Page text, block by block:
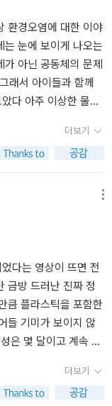
지만 많은 것을 시사
히려 천진하게, 덤덤
아렸습니다. 정말 이
은 물고기처럼 아무것
히 죽어가고 있는 것
세계가 정말 절실히
다. ...출판사로부터 도
서 말해준 것일까? ​물
고기와 다른 물고기
따라 헤엄쳐간다. 가
탈이 났다고 말한다.
졌다. 그 이상한 것은
글 돌고 파도를 지나
모두 위아래로 까딱거
하는 물고기들. 이 이
친구들은 이 이상한
는 우리 아이들과 나는
물고기가 아니라 쓰
면 많은 쓰레기를 보
무 종류도 다양하고
어디서부터 오게 된
관련된 쓰레기도 많
많지만 오히려 바다
게 많다고 한다. 이제
버리면 안 된다는 것
든 플라스틱들이 이
관 편하고 언제든지
환경오염에 대한 이야
는 눈에 보이게 나오는
가 아닌 공동체의 문제
래서 아이들과 함께
다 아주 이상한 물고
을 걸지만이상한 물고
마 물고기는 이상한
가던 중그물에 걸린 문
내 이상한 물고기는
까딱 흘러가게 된다
들에게 이상한 물고
기인가? 하며긴가민
어? 이거 비닐봉지인
은 책을 읽고 왜 거북
플라스틱들은 바다
다시 되짚어 읽어보
읽기를 마무리하며우
물고기는 담담하게 바
속 생물들에게 미안
더보기
다는 영상이 뜨면 전
금방 드러난 진짜 정
큼 플라스틱을 포함한
들 기미가 보이지 않
은 몇 달이고 계속 내
이 플라스틱과 물고기
듯 하다. 근래 TV뉴
더보기